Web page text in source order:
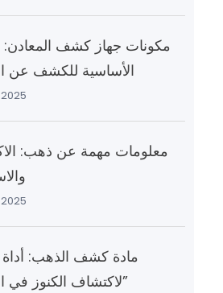
مكونات جهاز كشف المعادن:
الأساسية للكشف عن
معلومات مهمة عن ذهب:
لاكتشاف الكنوز في الأعماق”